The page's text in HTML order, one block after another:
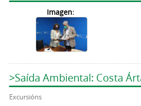
Imagen:
>Saída Ambiental: Costa
Excursións